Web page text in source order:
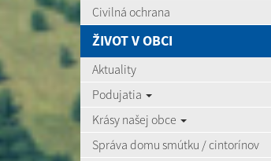
Civilná ochrana
ŽIVOT V OBCI
Aktuality
Podujatia
Krásy našej obce
Správa domu smútku / cintorínov